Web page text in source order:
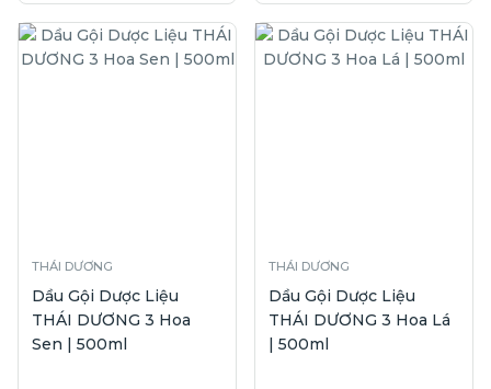
THÁI DƯƠNG
Dầu Gội Dược Liệu
THÁI DƯƠNG 3 Hoa
Sen | 500ml
THÁI DƯƠNG
Dầu Gội Dược Liệu
THÁI DƯƠNG 3 Hoa Lá
| 500ml